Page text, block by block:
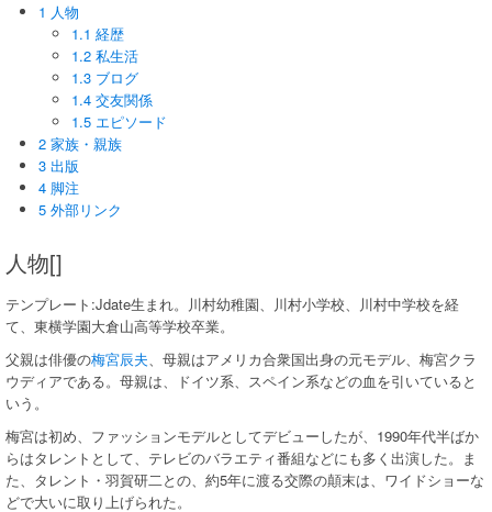
1 人物
1.1 経歴
1.2 私生活
1.3 ブログ
1.4 交友関係
1.5 エピソード
2 家族・親族
3 出版
4 脚注
5 外部リンク
人物[]
テンプレート:Jdate生まれ。川村幼稚園、川村小学校、川村中学校を経
て、東横学園大倉山高等学校卒業。
父親は俳優の梅宮辰夫、母親はアメリカ合衆国出身の元モデル、梅宮クラ
ウディアである。母親は、ドイツ系、スペイン系などの血を引いていると
いう。
梅宮は初め、ファッションモデルとしてデビューしたが、1990年代半ばか
らはタレントとして、テレビのバラエティ番組などにも多く出演した。ま
た、タレント・羽賀研二との、約5年に渡る交際の顛末は、ワイドショーな
どで大いに取り上げられた。